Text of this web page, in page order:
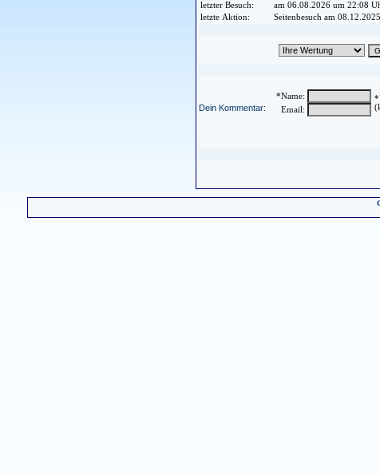
letzter Besuch:
am 06.08.2026 um 22:08
letzte Aktion:
Seitenbesuch am
Dein Kommentar:
*Name:
Email: